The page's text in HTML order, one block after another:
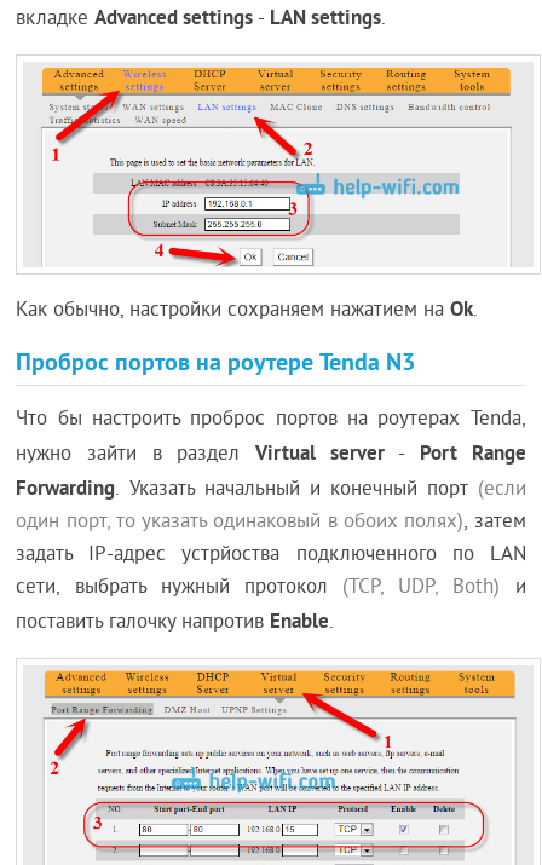
вкладкеAdvanced settings - LAN settings.
Как обычно, настройки сохраняем нажатием наOk.
Проброс портов на роутере Tenda N3
Что бы настроить проброс портов на роутерах Tenda,
нужно зайти в раздел Virtual server- Port Range
Forwarding. Указать начальный и конечный порт (если
один порт, то указать одинаковый в обоих полях), затем
задать IP-адрес устрйоства подключенного по LAN
сети, выбрать нужный протокол (TCP, UDP, Both) и
поставить галочку напротив Enable.